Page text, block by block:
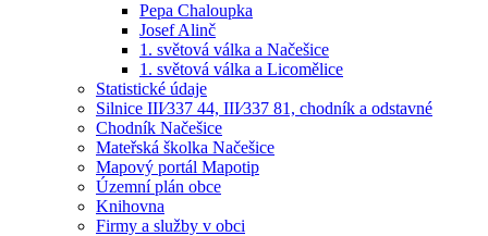
Pepa Chaloupka
Josef Alinč
1. světová válka a Načešice
1. světová válka a Licomělice
Statistické údaje
Silnice III⁄337 44, III⁄337 81, chodník a odstavné
Chodník Načešice
Mateřská školka Načešice
Mapový portál Mapotip
Územní plán obce
Knihovna
Firmy a služby v obci